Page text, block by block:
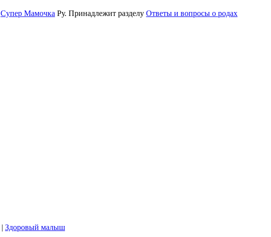
Супер Мамочка Ру. Принадлежит разделу Ответы и вопросы о родах
| Здоровый малыш